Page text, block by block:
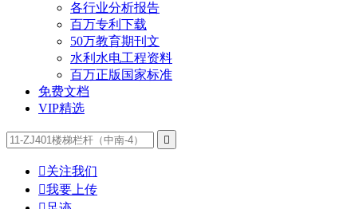
各行业分析报告
百万专利下载
50万教育期刊文
水利水电工程资料
百万正版国家标准
免费文档
VIP精选

关注我们
我要上传